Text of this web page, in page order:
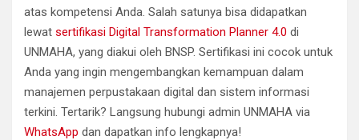
atas kompetensi Anda. Salah satunya bisa didapatkan
lewat sertifikasi Digital Transformation Planner 4.0 di
UNMAHA, yang diakui oleh BNSP. Sertifikasi ini cocok untuk
Anda yang ingin mengembangkan kemampuan dalam
manajemen perpustakaan digital dan sistem informasi
terkini. Tertarik? Langsung hubungi admin UNMAHA via
WhatsApp dan dapatkan info lengkapnya!